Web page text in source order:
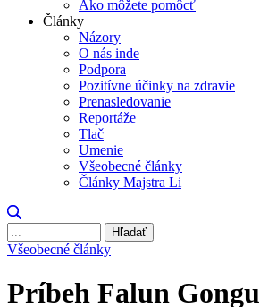
Ako môžete pomôcť
Články
Názory
O nás inde
Podpora
Pozitívne účinky na zdravie
Prenasledovanie
Reportáže
Tlač
Umenie
Všeobecné články
Články Majstra Li
Hľadať
Všeobecné články
Príbeh Falun Gongu